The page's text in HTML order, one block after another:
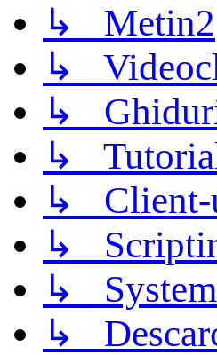
↳ Metin2
↳
↳
↳
↳ Client-
↳
↳
↳